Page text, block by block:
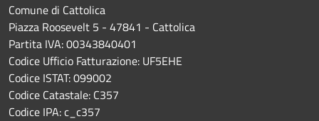
Comune di Cattolica
Piazza Roosevelt 5 - 47841 - Cattolica
Partita IVA: 00343840401
Codice Ufficio Fatturazione: UF5EHE
Codice ISTAT: 099002
Codice Catastale: C357
Codice IPA: c_c357